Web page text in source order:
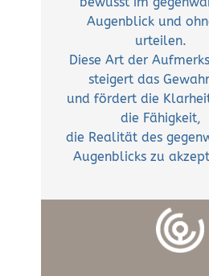
Augenblick und
urteilen.
Diese Art der
steigert das
und fördert die
die Fähigkeit,
die Realität des
Augenblicks zu
Jon Kabat-Zinn